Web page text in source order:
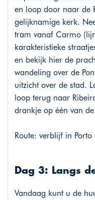
en loop door naar de
gelijknamige kerk.
tram vanaf Carmo
karakteristieke
en bekijk hier de
wandeling over de
uitzicht over de stad.
loop terug naar
drankje op één van
Route: verblijf in Porto
Dag 3: Langs
Vandaag kunt u de